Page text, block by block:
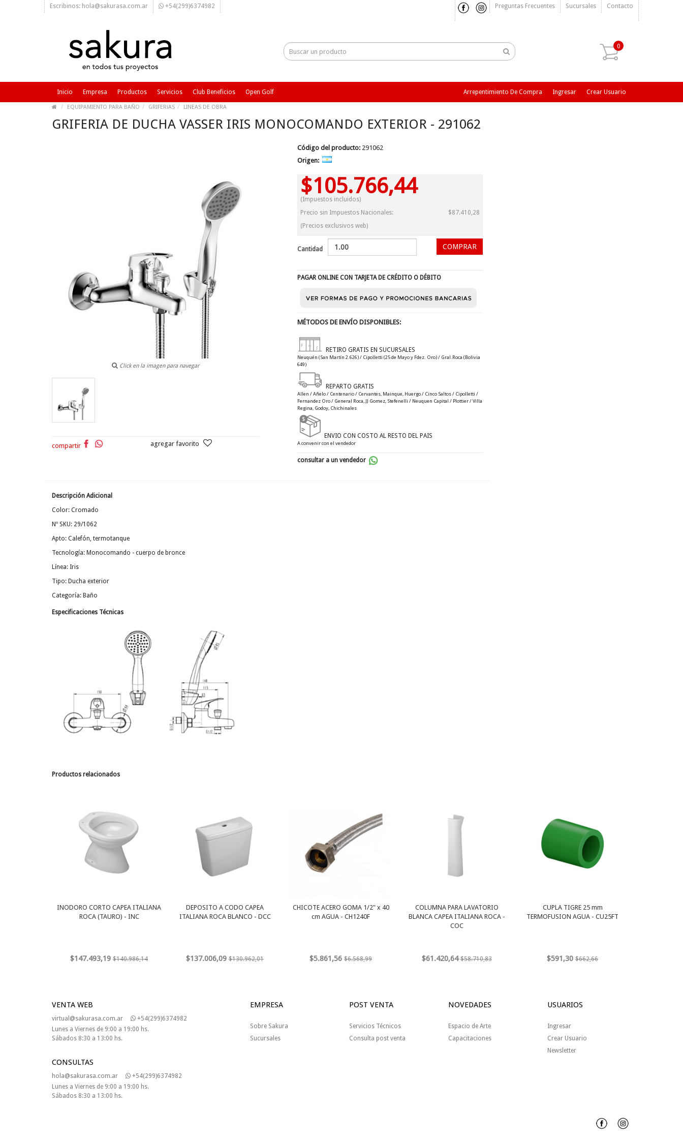
Escribinos: hola@sakurasa.com.ar +54(299)6374982 Preguntas Frecuentes Sucursales Contacto
0
Inicio Empresa Productos Servicios Club Beneficios Open Golf Crear Usuario
Ingresar
Arrepentimiento De Compra
EQUIPAMIENTO PARA BAÑO GRIFERíAS LINEAS DE OBRA
GRIFERIA DE DUCHA VASSER IRIS MONOCOMANDO EXTERIOR - 291062
Click en la imagen para navegar
compartir agregar favorito
Código del producto: 291062
Origen:
$105.766,44
(Impuestos incluidos)
Precio sin Impuestos Nacionales:
$87.410,28
(Precios exclusivos web)
Cantidad
PAGAR ONLINE CON TARJETA DE CRÉDITO O DÉBITO
MÉTODOS DE ENVÍO DISPONIBLES:
RETIRO GRATIS EN SUCURSALES
Neuquén (San Martín 2.626) / Cipolletti (25 de Mayo y Fdez. Oro) / Gral.Roca (Bolivia
649)
REPARTO GRATIS
Allen / Añelo / Centenario / Cervantes, Mainque, Huergo / Cinco Saltos / Cipolletti /
Fernandez Oro / General Roca, JJ Gomez, Stefenelli / Neuquen Capital / Plottier / Villa
Regina, Godoy, Chichinales
ENVIO CON COSTO AL RESTO DEL PAIS
A convenir con el vendedor
consultar a un vendedor
Descripción Adicional
Color: Cromado
Nº SKU: 29/1062
Apto: Calefón, termotanque
Tecnología: Monocomando - cuerpo de bronce
Línea: Iris
Tipo: Ducha exterior
Categoría: Baño
Especificaciones Técnicas
Productos relacionados
INODORO CORTO CAPEA ITALIANA
ROCA (TAURO) - INC
$147.493,19 $140.986,14
DEPOSITO A CODO CAPEA
ITALIANA ROCA BLANCO - DCC
$137.006,09 $130.962,01
CHICOTE ACERO GOMA 1/2" x 40
cm AGUA - CH1240F
$5.861,56 $6.568,99
COLUMNA PARA LAVATORIO
BLANCA CAPEA ITALIANA ROCA -
COC
$61.420,64 $58.710,83
CUPLA TIGRE 25 mm
TERMOFUSION AGUA - CU25FT
$591,30 $662,66
VENTA WEB
virtual@sakurasa.com.ar
+54(299)6374982
Lunes a Viernes de 9:00 a 19:00 hs.
Sábados 8:30 a 13:00 hs.
CONSULTAS
hola@sakurasa.com.ar
+54(299)6374982
Lunes a Viernes de 9:00 a 19:00 hs.
Sábados 8:30 a 13:00 hs.
EMPRESA
Sobre Sakura
Sucursales
POST VENTA
Servicios Técnicos
Consulta post venta
NOVEDADES
Espacio de Arte
Capacitaciones
USUARIOS
Ingresar
Crear Usuario
Newsletter